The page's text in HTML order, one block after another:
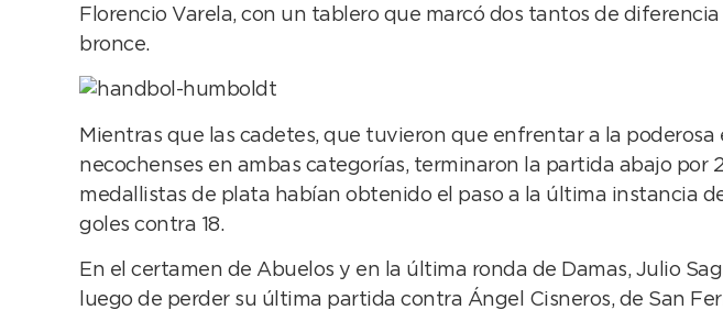
Florencio Varela, con un tablero que marcó dos tantos de
bronce.
Mientras que las cadetes, que tuvieron que enfrentar a la
necochenses en ambas categorías, terminaron la partida abajo
medallistas de plata habían obtenido el paso a la última instancia
goles contra 18.
En el certamen de Abuelos y en la última ronda de Damas, Julio
luego de perder su última partida contra Ángel Cisneros, de San